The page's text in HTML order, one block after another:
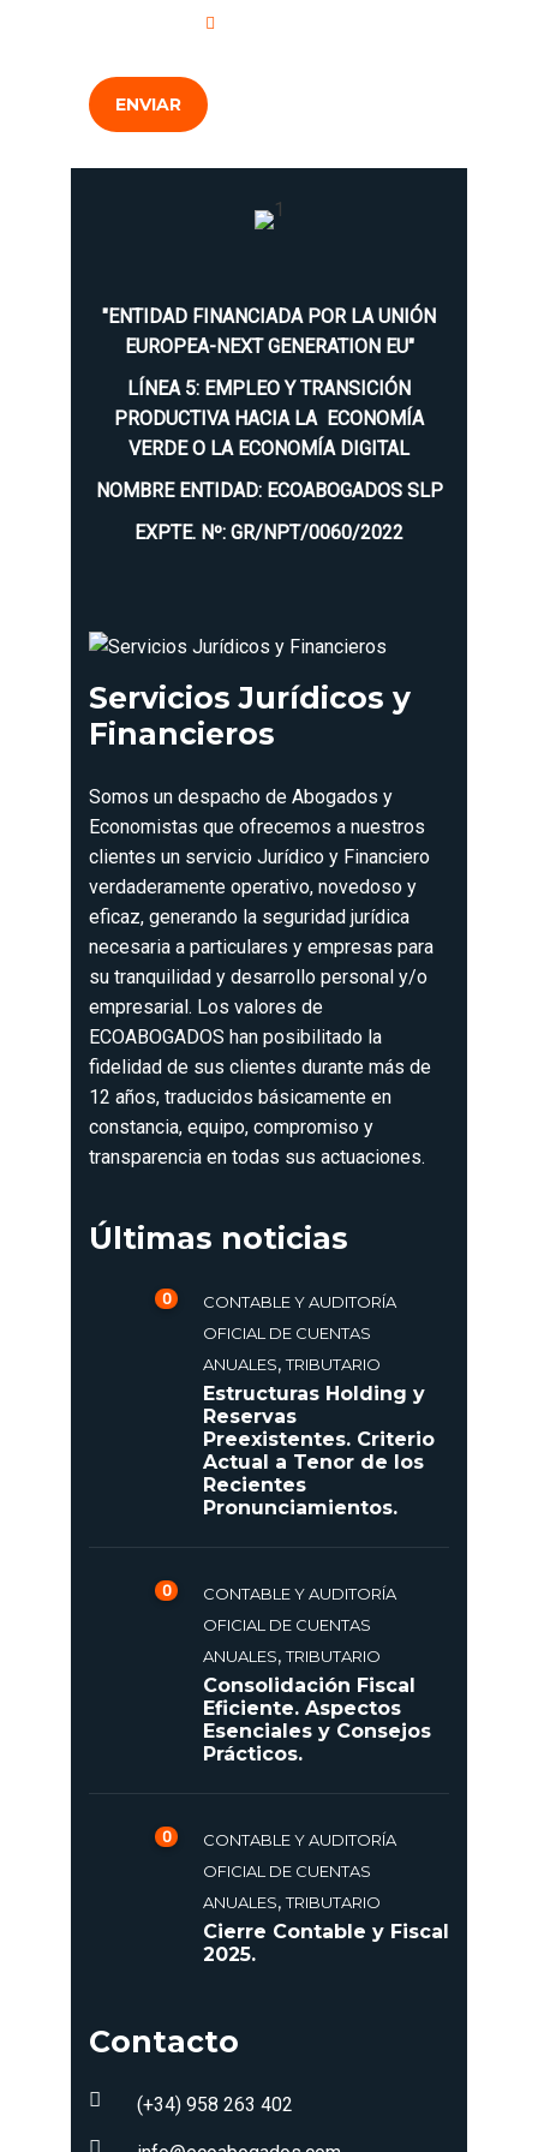
ENVIAR
"ENTIDAD FINANCIADA POR LA UNIÓN
EUROPEA-NEXT GENERATION EU"
LÍNEA 5: EMPLEO Y TRANSICIÓN
PRODUCTIVA HACIA LA ECONOMÍA
VERDE O LA ECONOMÍA DIGITAL
NOMBRE ENTIDAD: ECOABOGADOS SLP
EXPTE. Nº: GR/NPT/0060/2022
Servicios Jurídicos y
Financieros
Somos un despacho de Abogados y
Economistas que ofrecemos a nuestros
clientes un servicio Jurídico y Financiero
verdaderamente operativo, novedoso y
eficaz, generando la seguridad jurídica
necesaria a particulares y empresas para
su tranquilidad y desarrollo personal y/o
empresarial. Los valores de
ECOABOGADOS han posibilitado la
fidelidad de sus clientes durante más de
12 años, traducidos básicamente en
constancia, equipo, compromiso y
transparencia en todas sus actuaciones.
Últimas noticias
0
CONTABLE Y AUDITORÍA
OFICIAL DE CUENTAS
ANUALES,TRIBUTARIO
Estructuras Holding y
Reservas
Preexistentes. Criterio
Actual a Tenor de los
Recientes
Pronunciamientos.
0
CONTABLE Y AUDITORÍA
OFICIAL DE CUENTAS
ANUALES,TRIBUTARIO
Consolidación Fiscal
Eficiente. Aspectos
Esenciales y Consejos
Prácticos.
0
CONTABLE Y AUDITORÍA
OFICIAL DE CUENTAS
ANUALES,TRIBUTARIO
Cierre Contable y Fiscal
2025.
Contacto
(+34) 958 263 402